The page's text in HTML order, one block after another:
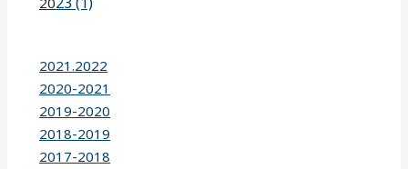
2021.2022
2020-2021
2019-2020
2018-2019
2017-2018